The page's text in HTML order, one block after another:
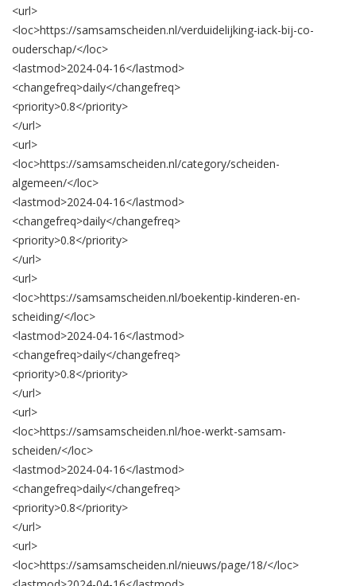
<url>
<loc>https://samsamscheiden.nl/verduidelijking-iack-bij-co-
ouderschap/</loc>
<lastmod>2024-04-16</lastmod>
<changefreq>daily</changefreq>
<priority>0.8</priority>
</url>
<url>
<loc>https://samsamscheiden.nl/category/scheiden-
algemeen/</loc>
<lastmod>2024-04-16</lastmod>
<changefreq>daily</changefreq>
<priority>0.8</priority>
</url>
<url>
<loc>https://samsamscheiden.nl/boekentip-kinderen-en-
scheiding/</loc>
<lastmod>2024-04-16</lastmod>
<changefreq>daily</changefreq>
<priority>0.8</priority>
</url>
<url>
<loc>https://samsamscheiden.nl/hoe-werkt-samsam-
scheiden/</loc>
<lastmod>2024-04-16</lastmod>
<changefreq>daily</changefreq>
<priority>0.8</priority>
</url>
<url>
<loc>https://samsamscheiden.nl/nieuws/page/18/</loc>